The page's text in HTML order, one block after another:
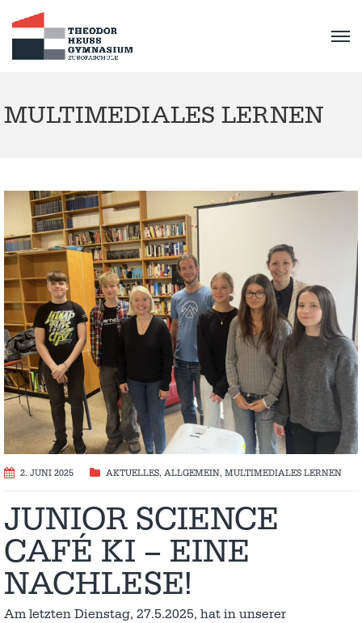
MULTIMEDIALES LERNEN
2. JUNI 2025 AKTUELLES, ALLGEMEIN, MULTIMEDIALES LERNEN
JUNIOR SCIENCE
CAFÉ KI – EINE
NACHLESE!
Am letzten Dienstag, 27.5.2025, hat in unserer